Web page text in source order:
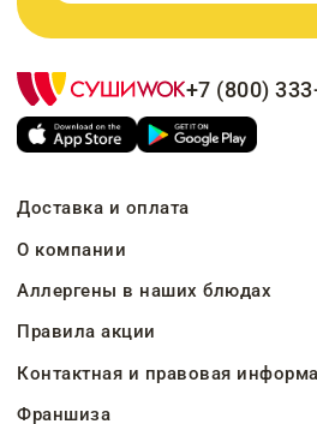
+7 (800)
Доставка и оплата
О компании
Аллергены в наших блюдах
Правила акции
Контактная и правовая
Франшиза